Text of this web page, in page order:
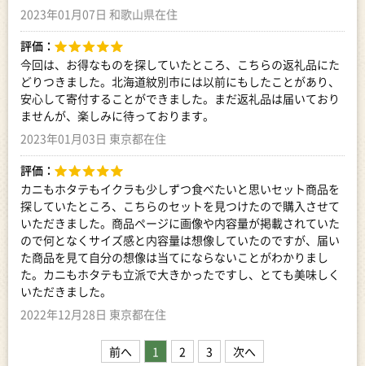
2023年01月07日 和歌山県在住
評価：
今回は、お得なものを探していたところ、こちらの返礼品にた
どりつきました。北海道紋別市には以前にもしたことがあり、
安心して寄付することができました。まだ返礼品は届いており
ませんが、楽しみに待っております。
2023年01月03日 東京都在住
評価：
カニもホタテもイクラも少しずつ食べたいと思いセット商品を
探していたところ、こちらのセットを見つけたので購入させて
いただきました。商品ページに画像や内容量が掲載されていた
ので何となくサイズ感と内容量は想像していたのですが、届い
た商品を見て自分の想像は当てにならないことがわかりまし
た。カニもホタテも立派で大きかったですし、とても美味しく
いただきました。
2022年12月28日 東京都在住
前へ 1 2 3 次へ